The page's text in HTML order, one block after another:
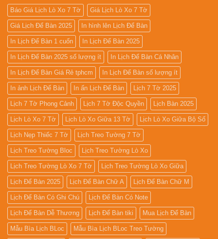
2027
Báo Giá Lịch Lò Xo 7 Tờ Giá Lịch Lò Xo 7 Tờ
Giá Lịch Để Bàn 2025 In hình lên Lịch Để Bàn
In Lịch Để Bàn 1 cuốn In Lịch Để Bàn 2025
In Lịch Để Bàn 2025 số lượng ít In Lịch Để Bàn Cá Nhân
In Lịch Để Bàn Giá Rẻ tphcm In Lịch Để Bàn số lượng ít
In ảnh Lịch Để Bàn In ấn Lịch Để Bàn Lịch 7 Tờ 2025
Lịch 7 Tờ Phong Cảnh Lịch 7 Tờ Độc Quyền Lịch Bàn 2025
Lịch Lò Xo 7 Tờ Lịch Lò Xo Giữa 13 Tờ Lịch Lò Xo Giữa Bộ Số
Lịch Nẹp Thiếc 7 Tờ Lịch Treo Tường 7 Tờ
Lịch Treo Tường Bloc Lịch Treo Tường Lò Xo
Lịch Treo Tường Lò Xo 7 Tờ Lịch Treo Tường Lò Xo Giữa
Lịch Để Bàn 2025 Lịch Để Bàn Chữ A Lịch Để Bàn Chữ M
Lịch Để Bàn Có Ghi Chú Lịch Để Bàn Có Note
Lịch Để Bàn Dễ Thương Lịch Để Bàn tiki Mua Lịch Để Bàn
Mẫu Bìa Lịch BLoc Mẫu Bìa Lịch BLoc Treo Tường